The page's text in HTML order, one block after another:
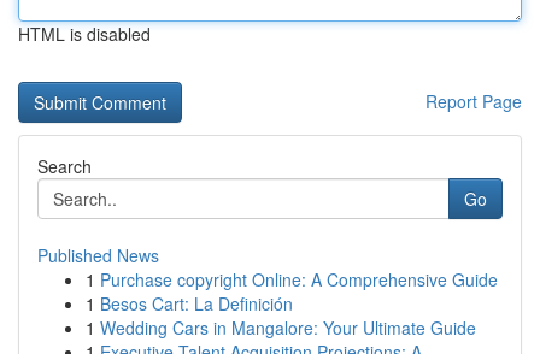
HTML is disabled
Report Page
Search
Go
Published News
1 Purchase copyright Online: A Comprehensive Guide
1 Besos Cart: La Definición
1 Wedding Cars in Mangalore: Your Ultimate Guide